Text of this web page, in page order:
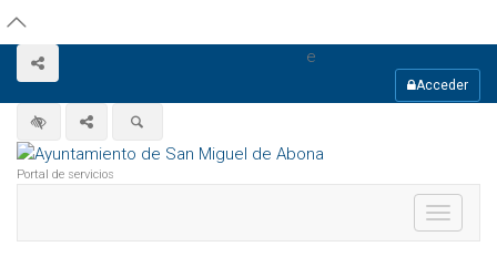
Acceso
público
Acceso
privado
Pagina
principal
Abrir menú e
Acceder
Alto contraste
Abrir menúBuscar
Portal de servicios
Mostrar
menú